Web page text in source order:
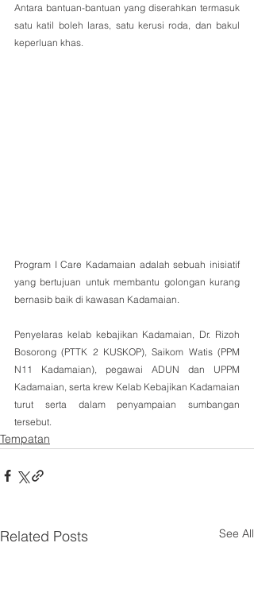
Antara bantuan-bantuan yang diserahkan termasuk
satu katil boleh laras, satu kerusi roda, dan bakul
keperluan khas.
Program I Care Kadamaian adalah sebuah inisiatif
yang bertujuan untuk membantu golongan kurang
bernasib baik di kawasan Kadamaian.
Penyelaras kelab kebajikan Kadamaian, Dr. Rizoh
Bosorong (PTTK 2 KUSKOP), Saikom Watis (PPM
N11 Kadamaian), pegawai ADUN dan UPPM
Kadamaian, serta krew Kelab Kebajikan Kadamaian
turut serta dalam penyampaian sumbangan
tersebut.
Tempatan
Related Posts See All